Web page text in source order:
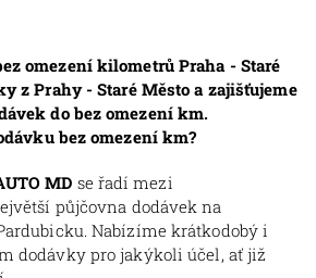
omezení kilometrů Praha - Staré
z Prahy - Staré Město a zajišťujeme
do bez omezení km.
bez omezení km?
MD se řadí mezi
půjčovna dodávek na
Nabízíme krátkodobý i
dodávky pro jakýkoli účel, ať již